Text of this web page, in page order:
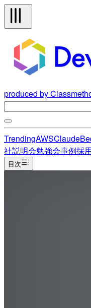
produced by
TrendingAWSClaude
社説明会勉強会事例採
目次